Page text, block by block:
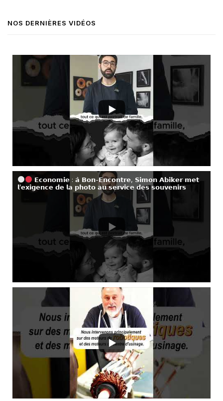
NOS DERNIÈRES VIDÉOS
𝗘𝗰𝗼𝗻𝗼𝗺𝗶𝗲 : 𝗮̀ 𝗕𝗼𝗻-𝗘𝗻𝗰𝗼𝗻𝘁𝗿𝗲, 𝗦𝗶𝗺𝗼𝗻 𝗔𝗯𝗶𝗸𝗲𝗿 𝗺𝗲𝘁
𝗹’𝗲𝘅𝗶𝗴𝗲𝗻𝗰𝗲 𝗱𝗲 𝗹𝗮 𝗽𝗵𝗼𝘁𝗼 𝗮𝘂 𝘀𝗲𝗿𝘃𝗶𝗰𝗲 𝗱𝗲𝘀 𝘀𝗼𝘂𝘃𝗲𝗻𝗶𝗿𝘀